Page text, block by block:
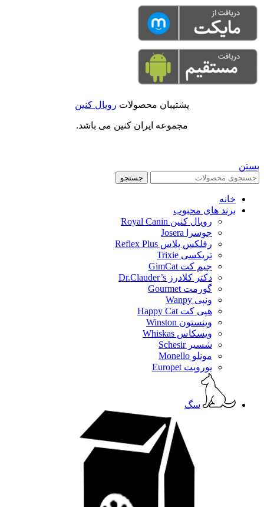
پشتیبان محصولات رویال کنین
مجموعه ایران کنین می باشد.
بستن
جستجو
خانه
برند های محبوب
رویال کنین Royal Canin
جوسرا Josera
رفلکس پلاس Reflex Plus
تریکسی Trixie
جیم کت GimCat
دکتر کلادرز Dr.Clauder’s
گورمت Gourmet
ونپی Wanpy
هپی کت Happy Cat
وینستون Winston
ویسکاس Whiskas
شسیر Schesir
مونلو Monello
یوروپت Europet
سگ